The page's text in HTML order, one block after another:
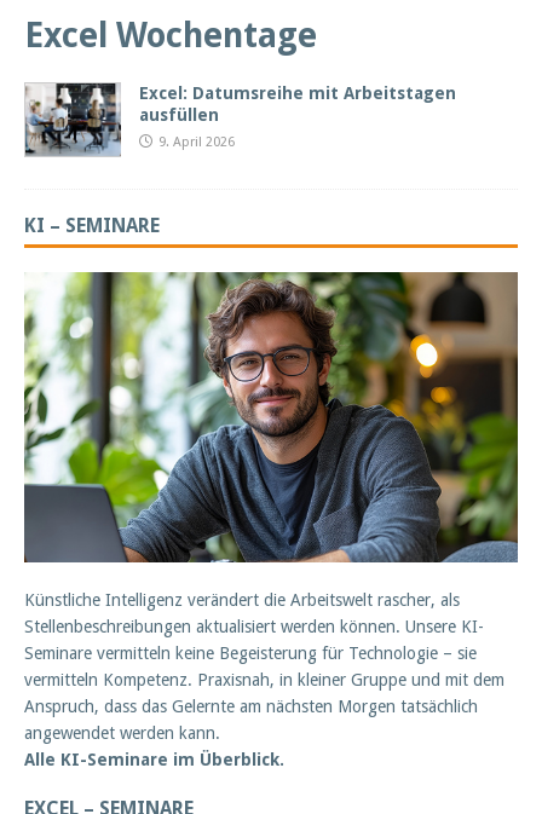
Excel Wochentage
Excel: Datumsreihe mit Arbeitstagen
ausfüllen
9. April 2026
KI – SEMINARE
Künstliche Intelligenz verändert die Arbeitswelt rascher, als
Stellenbeschreibungen aktualisiert werden können. Unsere KI-
Seminare vermitteln keine Begeisterung für Technologie – sie
vermitteln Kompetenz. Praxisnah, in kleiner Gruppe und mit dem
Anspruch, dass das Gelernte am nächsten Morgen tatsächlich
angewendet werden kann.
Alle KI-Seminare im Überblick.
EXCEL – SEMINARE